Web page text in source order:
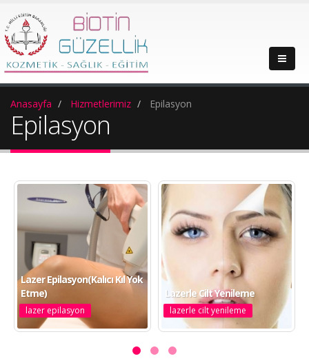
Anasayfa Hizmetlerimiz Epilasyon
Epilasyon
Lazer Epilasyon(Kalıcı Kıl Yok
Etme)
lazer epilasyon
Lazerle Cilt Yenileme
lazerle cilt yenileme